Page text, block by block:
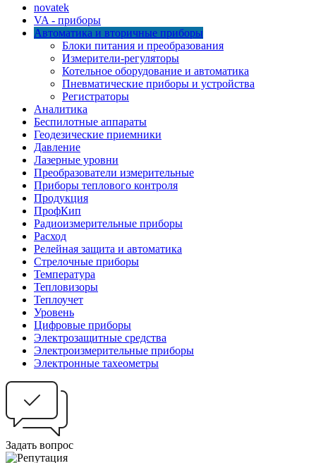
novatek
VA - приборы
Автоматика и вторичные приборы
Блоки питания и преобразования
Измерители-регуляторы
Котельное оборудование и автоматика
Пневматические приборы и устройства
Регистраторы
Аналитика
Беспилотные аппараты
Геодезические приемники
Давление
Лазерные уровни
Преобразователи измерительные
Приборы теплового контроля
Продукция
ПрофКип
Радиоизмерительные приборы
Расход
Релейная защита и автоматика
Стрелочные приборы
Температура
Тепловизоры
Теплоучет
Уровень
Цифровые приборы
Электрозащитные средства
Электроизмерительные приборы
Электронные тахеометры
Задать вопрос